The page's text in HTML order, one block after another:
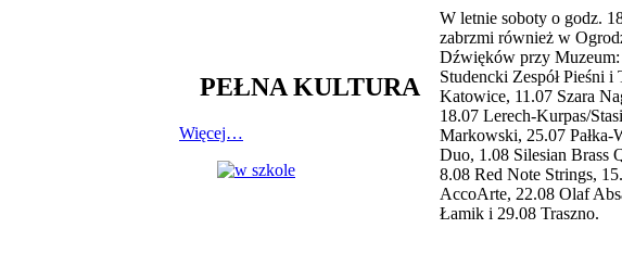
PEŁNA KULTURA
Więcej…
W letnie soboty o godz.
zabrzmi również w
Dźwięków przy
Studencki Zespół Pieśni i
Katowice, 11.07 Szara
18.07 Lerech-Kurpas/
Markowski, 25.07 Pałka-
Duo, 1.08 Silesian Brass
8.08 Red Note Strings,
AccoArte, 22.08 Olaf
Łamik i 29.08 Traszno.